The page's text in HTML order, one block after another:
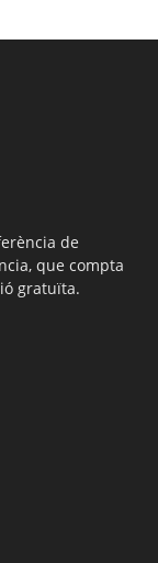
de
que compta
gratuïta.